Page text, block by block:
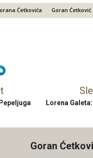
Ćetkovića Goran Ćetković
Lorena
Goran